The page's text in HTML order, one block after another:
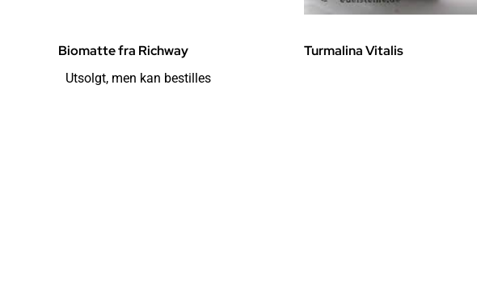
Biomatte fra Richway
Utsolgt, men kan bestilles
Turmalina Vitalis